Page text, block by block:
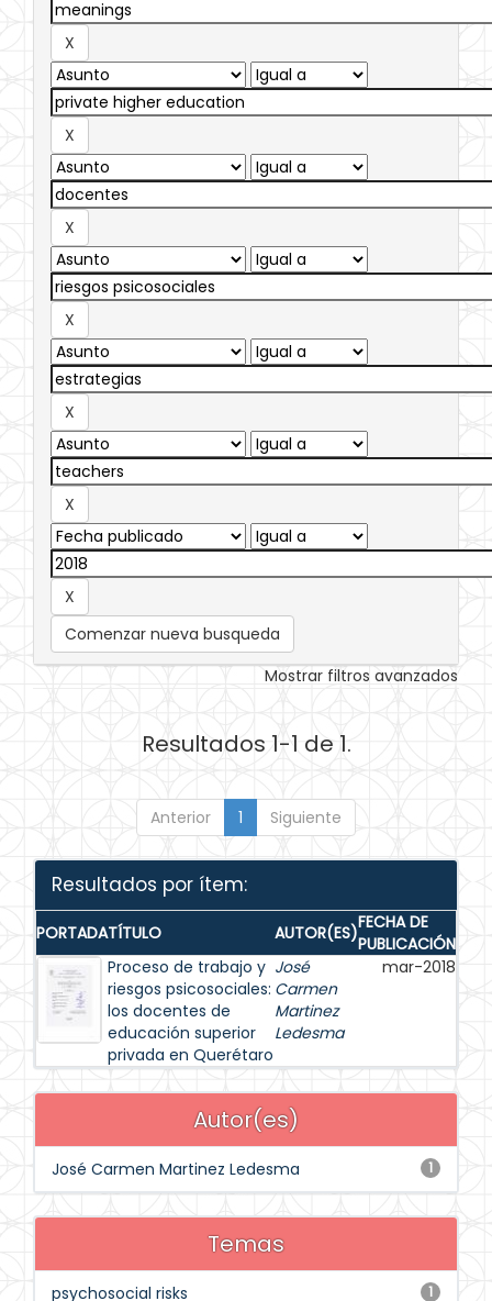
Comenzar nueva busqueda
Mostrar filtros avanzados
Resultados 1-1 de 1.
Anterior 1 Siguiente
Resultados por ítem:
PORTADATÍTULO AUTOR(ES)FECHA DE
PUBLICACIÓN
Proceso de trabajo y
riesgos psicosociales:
los docentes de
educación superior
privada en Querétaro
José
Carmen
Martinez
Ledesma
mar-2018
Autor(es)
1
José Carmen Martinez Ledesma
Temas
1
psychosocial risks